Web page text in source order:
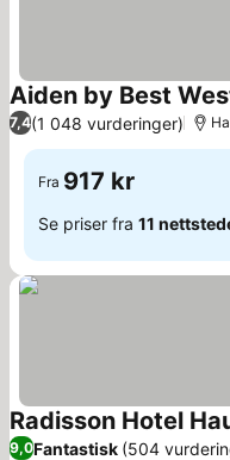
Aiden by Best
7,4(1 048 vurderinger)
Fra 917 kr
Se priser fra 11
Radisson Hotel
9,0Fantastisk (504